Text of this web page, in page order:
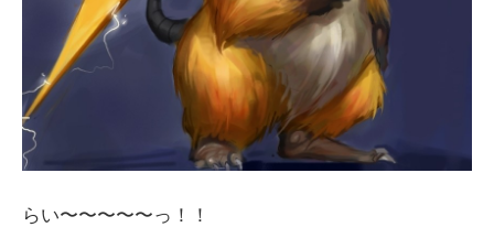
らい〜〜〜〜〜っ！！